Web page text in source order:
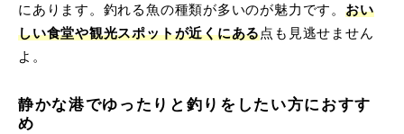
にあります。釣れる魚の種類が多いのが魅力です。 おい
しい食堂や観光スポットが近くにある点も見逃せません
よ。
静かな港でゆったりと釣りをしたい方におすす
め